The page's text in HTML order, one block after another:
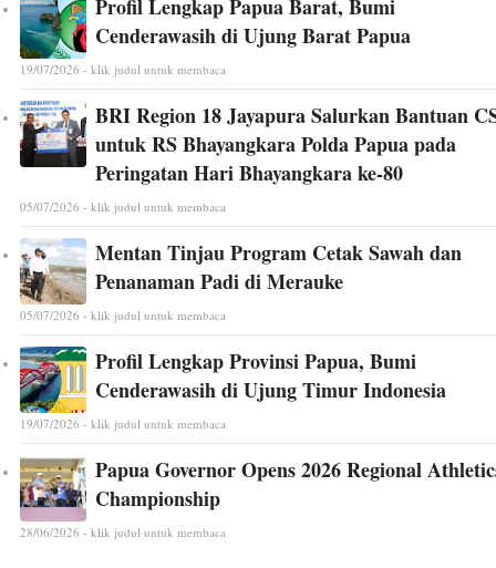
Profil Lengkap Papua Barat, Bumi
Cenderawasih di Ujung Barat Papua
19/07/2026 - klik judul untuk membaca
BRI Region 18 Jayapura Salurkan Bantuan
untuk RS Bhayangkara Polda Papua pada
Peringatan Hari Bhayangkara ke-80
05/07/2026 - klik judul untuk membaca
Mentan Tinjau Program Cetak Sawah dan
Penanaman Padi di Merauke
05/07/2026 - klik judul untuk membaca
Profil Lengkap Provinsi Papua, Bumi
Cenderawasih di Ujung Timur Indonesia
19/07/2026 - klik judul untuk membaca
Papua Governor Opens 2026 Regional
Championship
28/06/2026 - klik judul untuk membaca